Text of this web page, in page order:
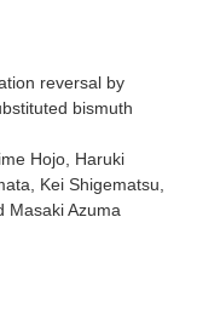
reversal by
bismuth
Hojo, Haruki
Kei Shigematsu,
Masaki Azuma